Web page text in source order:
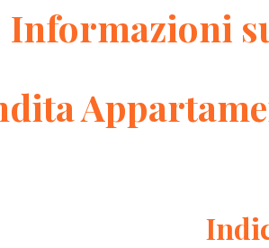
Informazioni